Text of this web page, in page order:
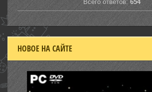
Всего ответов: 654
НОВОЕ НА САЙТЕ